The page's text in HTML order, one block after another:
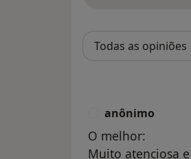
anônimo
O melhor:
Muito atenciosa